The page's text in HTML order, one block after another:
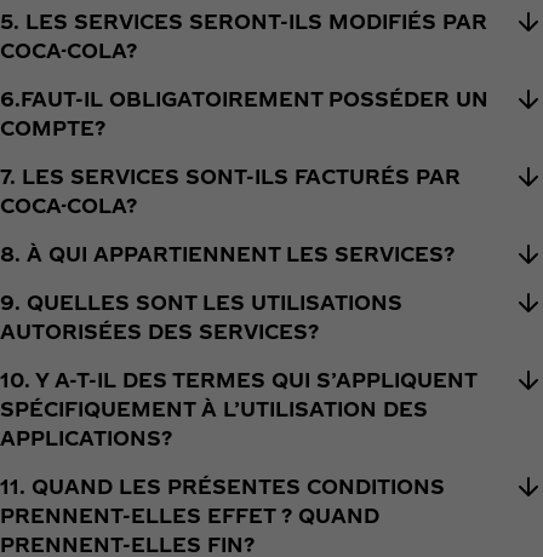
5. LES SERVICES SERONT-ILS MODIFIÉS PAR
COCA-COLA?
6.FAUT-IL OBLIGATOIREMENT POSSÉDER UN
COMPTE?
7. LES SERVICES SONT-ILS FACTURÉS PAR
COCA-COLA?
8. À QUI APPARTIENNENT LES SERVICES?
9. QUELLES SONT LES UTILISATIONS
AUTORISÉES DES SERVICES?
10. Y A-T-IL DES TERMES QUI S’APPLIQUENT
SPÉCIFIQUEMENT À L’UTILISATION DES
APPLICATIONS?
11. QUAND LES PRÉSENTES CONDITIONS
PRENNENT-ELLES EFFET ? QUAND
PRENNENT-ELLES FIN?